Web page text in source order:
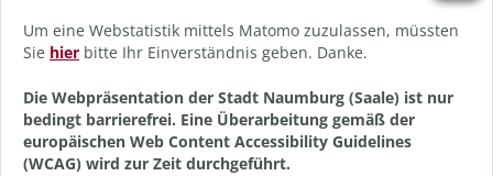
Um eine Webstatistik mittels Matomo zuzulassen, müssten
Sie hier bitte Ihr Einverständnis geben. Danke.
Die Webpräsentation der Stadt Naumburg (Saale) ist nur
bedingt barrierefrei. Eine Überarbeitung gemäß der
europäischen Web Content Accessibility Guidelines
(WCAG) wird zur Zeit durchgeführt.
Impressum
Anmelden